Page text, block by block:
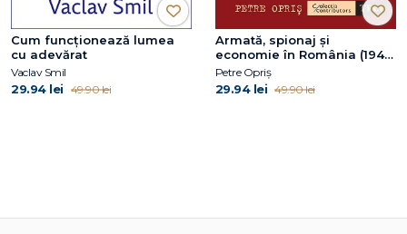
Cum funcționează lumea
cu adevărat
Vaclav Smil
29.94 lei 49.90 lei
Armată, spionaj și
economie în România (1945-
1991)
Petre Opriș
29.94 lei 49.90 lei